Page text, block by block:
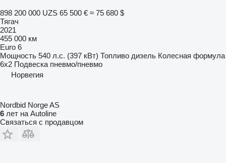
898 200 000 UZS 65 500 € ≈ 75 680 $
Тягач
2021
455 000 км
Euro 6
Мощность 540 л.с. (397 кВт) Топливо дизель Колесная формула
6x2 Подвеска пневмо/пневмо
Норвегия
Nordbid Norge AS
6 лет на Autoline
Связаться с продавцом